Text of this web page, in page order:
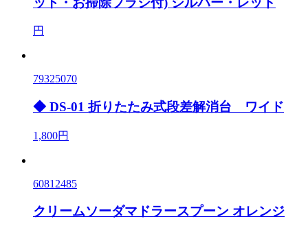
円
79325070
◆ DS-01 折りたたみ式段差解消台 ワイド
1,800円
60812485
クリームソーダマドラースプーン オレンジ